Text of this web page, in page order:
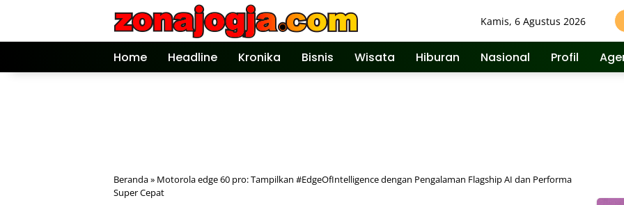
Kamis, 6 Agustus 2026
Home Headline Kronika Bisnis Wisata Hiburan Nasional Profil
Beranda» Motorola edge 60 pro: Tampilkan #EdgeOfIntelligence dengan Pengalaman Flagship AI dan Performa
Super Cepat